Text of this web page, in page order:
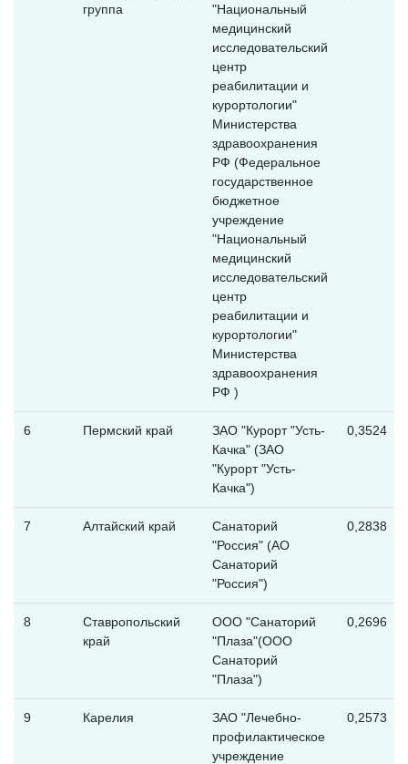
группа
"Национальный
медицинский
исследовательский
центр
реабилитации и
курортологии"
Министерства
здравоохранения
РФ (Федеральное
государственное
бюджетное
учреждение
"Национальный
медицинский
исследовательский
центр
реабилитации и
курортологии"
Министерства
здравоохранения
РФ )
6 Пермский край
ЗАО "Курорт "Усть-
Качка" (ЗАО
"Курорт "Усть-
Качка")
0,3524
7 Алтайский край
Санаторий
"Россия" (АО
Санаторий
"Россия")
0,2838
8
Ставропольский
край
ООО "Санаторий
"Плаза"(ООО
Санаторий
"Плаза")
0,2696
9 Карелия
ЗАО "Лечебно-
профилактическое
учреждение
0,2573